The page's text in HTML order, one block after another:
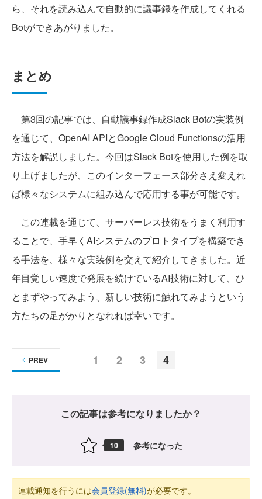
ら、それを読み込んで自動的に議事録を作成してくれる
Botができあがりました。
まとめ
第3回の記事では、自動議事録作成Slack Botの実装例
を通じて、OpenAI APIとGoogle Cloud Functionsの活用
方法を解説しました。今回はSlack Botを使用した例を取
り上げましたが、このインターフェース部分さえ変えれ
ば様々なシステムに組み込んで応用する事が可能です。
この連載を通じて、サーバーレス技術をうまく利用す
ることで、手早くAIシステムのプロトタイプを構築でき
る手法を、様々な実装例を交えて紹介してきました。近
年目覚しい速度で発展を続けているAI技術に対して、ひ
とまずやってみよう、新しい技術に触れてみようという
方たちの足がかりとなれれば幸いです。
1 2 3 4
PREV
この記事は参考になりましたか？
10 参考になった
連載通知を行うには会員登録(無料)が必要です。